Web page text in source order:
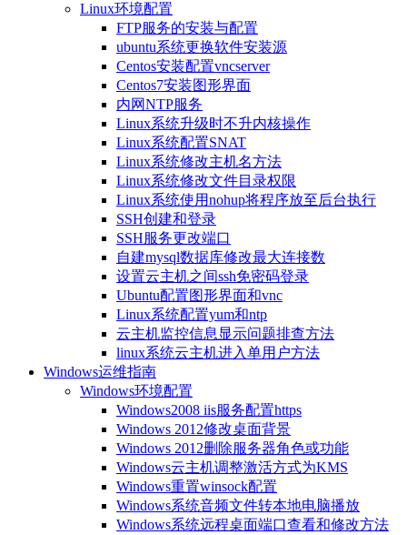
Linux环境配置
FTP服务的安装与配置
ubuntu系统更换软件安装源
Centos安装配置vncserver
Centos7安装图形界面
内网NTP服务
Linux系统升级时不升内核操作
Linux系统配置SNAT
Linux系统修改主机名方法
Linux系统修改文件目录权限
Linux系统使用nohup将程序放至后台执行
SSH创建和登录
SSH服务更改端口
自建mysql数据库修改最大连接数
设置云主机之间ssh免密码登录
Ubuntu配置图形界面和vnc
Linux系统配置yum和ntp
云主机监控信息显示问题排查方法
linux系统云主机进入单用户方法
Windows运维指南
Windows环境配置
Windows2008 iis服务配置https
Windows 2012修改桌面背景
Windows 2012删除服务器角色或功能
Windows云主机调整激活方式为KMS
Windows重置winsock配置
Windows系统音频文件转本地电脑播放
Windows系统远程桌面端口查看和修改方法